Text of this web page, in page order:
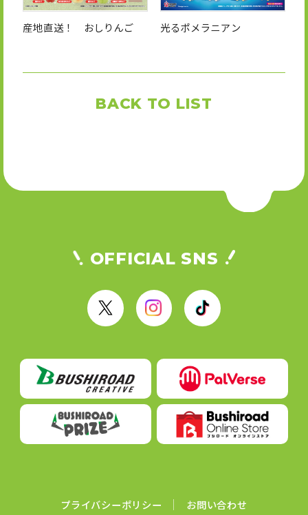
産地直送！ おしりんご 光るポメラニアン
BACK TO LIST
OFFICIAL SNS
X
a
m
T
k
プライバシーポリシー お問い合わせ